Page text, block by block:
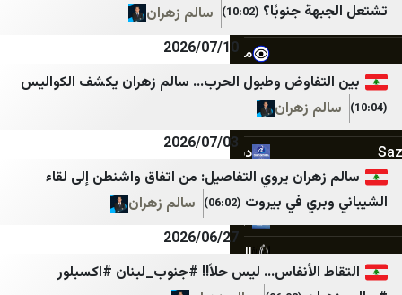
جديدنا
وكالة أنباء آسيا
LibnaNews
ديمقراطية نيوز
المركزية
أجواء برس
الصدارة نيوز
جنوبية
الثورة نت
سبتمبر نت
عدن الحدث
عدن تايم
جنوبًا؟ (10:02)
سالم زهران
2026/07/10
وطبول الحرب… سالم زهران يكشف الكواليس
زهران
2026/07/03
يروي التفاصيل: من اتفاق واشنطن إلى لقاء
في بيروت (06:02)
سالم زهران
2026/06/27
ليس حلاً!! #جنوب_لبنان #اكسبلور